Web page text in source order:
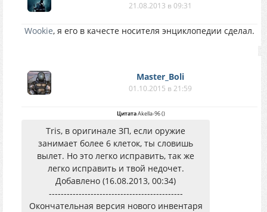
21.08.2013 в 09:31
Wookie, я его в качесте носителя энциклопедии сделал.
Master_Boli
01.10.2015 в 21:59
ЦитатаAkella-96()
Tris, в оригинале ЗП, если оружие
занимает более 6 клеток, ты словишь
вылет. Но это легко исправить, так же
легко исправить и твой недочет.
Добавлено (16.08.2013, 00:34)
---------------------------------------------
Окончательная версия нового инвентаря